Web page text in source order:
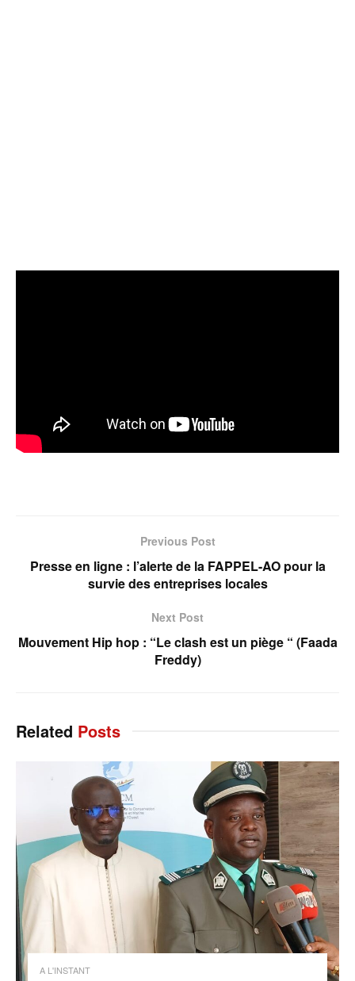
Previous Post
Presse en ligne : l’alerte de la FAPPEL-AO pour la
survie des entreprises locales
Next Post
Mouvement Hip hop : “Le clash est un piège “ (Faada
Freddy)
Related Posts
A L'INSTANT